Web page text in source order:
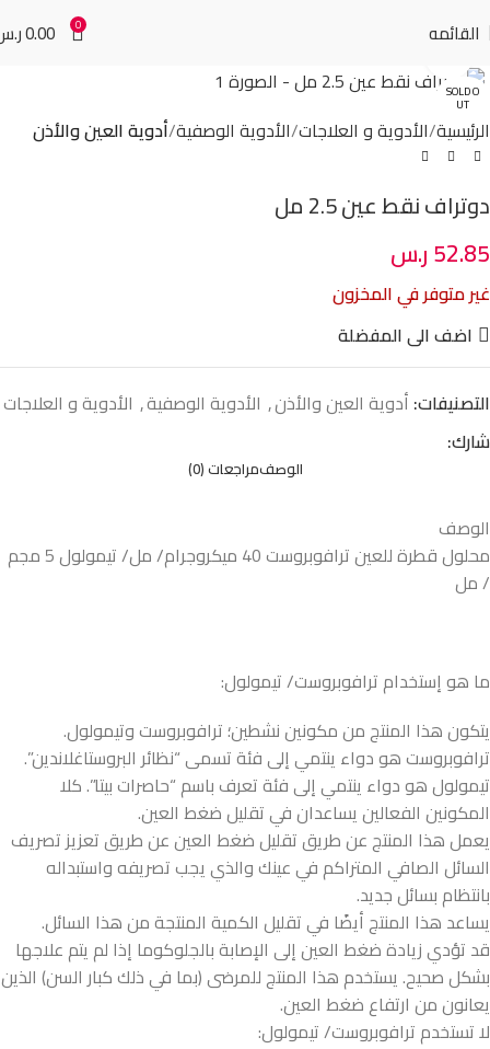
القائمه 0
0.00
SOLD O
UT
الرئيسية الأدوية و العلاجات الأدوية الوصفية أدوية العين والأذن
دوتراف نقط عين 2.5 مل
52.85ر.س
غير متوفر في المخزون
اضف الى المفضلة
التصنيفات: أدوية العين والأذن, الأدوية الوصفية, الأدوية و العلاجات
شارك:
الوصفمراجعات (0)
الوصف
محلول قطرة للعين ترافوبروست 40 ميكروجرام/ مل/ تيمولول 5 مجم
/ مل
ما هو إستخدام ترافوبروست/ تيمولول:
يتكون هذا المنتج من مكونين نشطين؛ ترافوبروست وتيمولول.
ترافوبروست هو دواء ينتمي إلى فئة تسمى “نظائر البروستاغلاندين”.
تيمولول هو دواء ينتمي إلى فئة تعرف باسم “حاصرات بيتا”. كلا
المكونين الفعالين يساعدان في تقليل ضغط العين.
يعمل هذا المنتج عن طريق تقليل ضغط العين عن طريق تعزيز تصريف
السائل الصافي المتراكم في عينك والذي يجب تصريفه واستبداله
بانتظام بسائل جديد.
يساعد هذا المنتج أيضًا في تقليل الكمية المنتجة من هذا السائل.
قد تؤدي زيادة ضغط العين إلى الإصابة بالجلوكوما إذا لم يتم علاجها
بشكل صحيح. يستخدم هذا المنتج للمرضى (بما في ذلك كبار السن) الذين
يعانون من ارتفاع ضغط العين.
لا تستخدم ترافوبروست/ تيمولول: